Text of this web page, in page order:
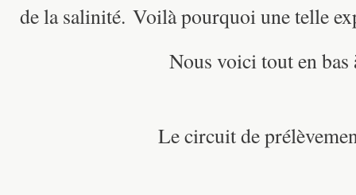
de la salinité. Voilà pourquoi une telle
Nous voici tout en bas
Le circuit de